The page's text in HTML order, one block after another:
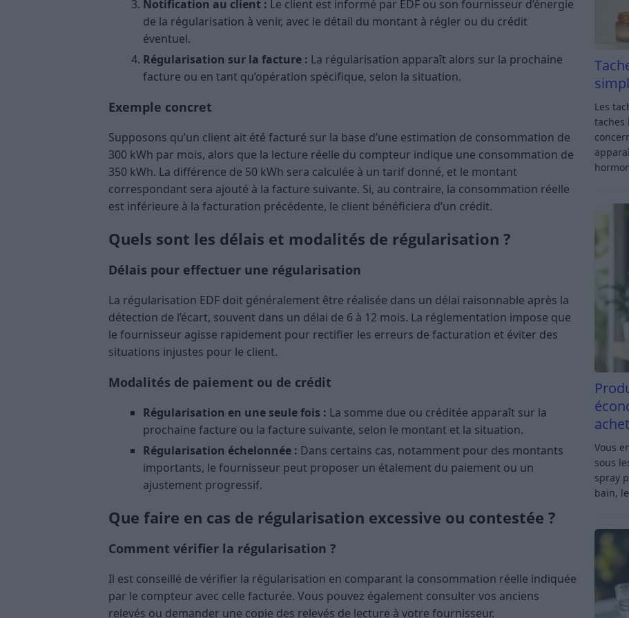
Notification au client : Le client est informé par EDF ou son fournisseur d’énergie
de la régularisation à venir, avec le détail du montant à régler ou du crédit
éventuel.
Régularisation sur la facture : La régularisation apparaît alors sur la prochaine
facture ou en tant qu’opération spécifique, selon la situation.
Exemple concret
Supposons qu’un client ait été facturé sur la base d’une estimation de consommation de
300 kWh par mois, alors que la lecture réelle du compteur indique une consommation de
350 kWh. La différence de 50 kWh sera calculée à un tarif donné, et le montant
correspondant sera ajouté à la facture suivante. Si, au contraire, la consommation réelle
est inférieure à la facturation précédente, le client bénéficiera d’un crédit.
Quels sont les délais et modalités de régularisation ?
Délais pour effectuer une régularisation
La régularisation EDF doit généralement être réalisée dans un délai raisonnable après la
détection de l’écart, souvent dans un délai de 6 à 12 mois. La réglementation impose que
le fournisseur agisse rapidement pour rectifier les erreurs de facturation et éviter des
situations injustes pour le client.
Modalités de paiement ou de crédit
Régularisation en une seule fois : La somme due ou créditée apparaît sur la
prochaine facture ou la facture suivante, selon le montant et la situation.
Régularisation échelonnée : Dans certains cas, notamment pour des montants
importants, le fournisseur peut proposer un étalement du paiement ou un
ajustement progressif.
Que faire en cas de régularisation excessive ou contestée ?
Comment vérifier la régularisation ?
Il est conseillé de vérifier la régularisation en comparant la consommation réelle indiquée
par le compteur avec celle facturée. Vous pouvez également consulter vos anciens
relevés ou demander une copie des relevés de lecture à votre fournisseur.
Les
taches
Vous
sous
spray
bain,